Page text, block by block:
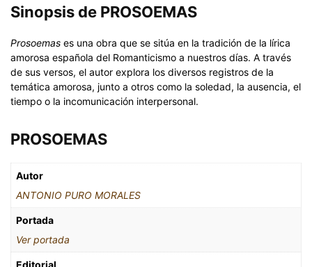
Sinopsis de PROSOEMAS
Prosoemas es una obra que se sitúa en la tradición de la lírica
amorosa española del Romanticismo a nuestros días. A través
de sus versos, el autor explora los diversos registros de la
temática amorosa, junto a otros como la soledad, la ausencia, el
tiempo o la incomunicación interpersonal.
PROSOEMAS
Autor
ANTONIO PURO MORALES
Portada
Ver portada
Editorial